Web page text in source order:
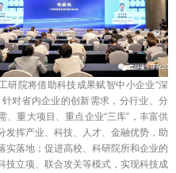
研院将借助科技成果赋智中小企业“深
针对省内企业的创新需求，分行业、分
、重大项目、重点企业“三库”，丰富供
发挥产业、科技、人才、金融优势，助
实落地；促进高校、科研院所和企业的
技立项、联合攻关等模式，实现科技成